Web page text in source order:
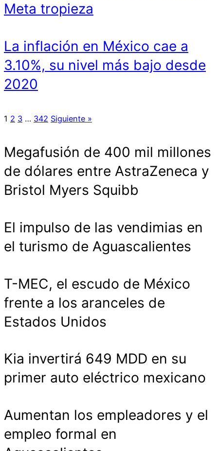
Meta tropieza
La inflación en México cae a
3.10%, su nivel más bajo desde
2020
1 2 3 … 342 Siguiente »
Megafusión de 400 mil millones
de dólares entre AstraZeneca y
Bristol Myers Squibb
El impulso de las vendimias en
el turismo de Aguascalientes
T-MEC, el escudo de México
frente a los aranceles de
Estados Unidos
Kia invertirá 649 MDD en su
primer auto eléctrico mexicano
Aumentan los empleadores y el
empleo formal en